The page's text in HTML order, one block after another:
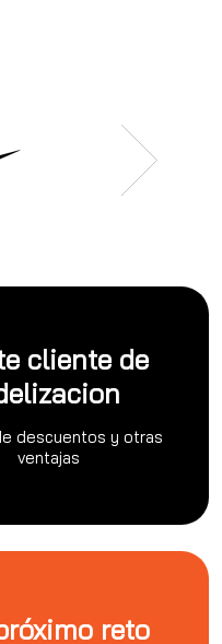
cliente de
descuentos y otras
ventajas
reto